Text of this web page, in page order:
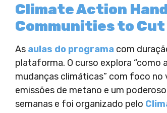
Climate Action
Communities to Cut
As aulas do programa com
plataforma. O curso explora “como
mudanças climáticas” com foco
emissões de metano e um
semanas e foi organizado pelo